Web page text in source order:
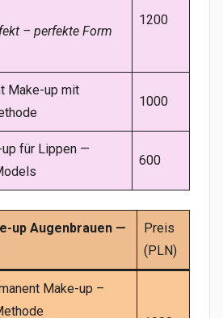
des Warzenhofs
– Fotos
–
Schließen
– perfekte Form
1200
Make-up mit
1000
up für Lippen —
600
up Augenbrauen —
Preis
(PLN)
Make-up –